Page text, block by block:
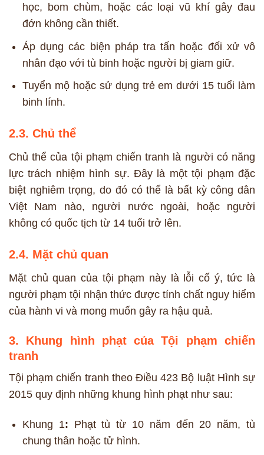
học, bom chùm, hoặc các loại vũ khí gây đau
đớn không cần thiết.
Áp dụng các biện pháp tra tấn hoặc đối xử vô
nhân đạo với tù binh hoặc người bị giam giữ.
Tuyển mộ hoặc sử dụng trẻ em dưới 15 tuổi làm
binh lính.
2.3. Chủ thể
Chủ thể của tội phạm chiến tranh là người có năng
lực trách nhiệm hình sự. Đây là một tội phạm đặc
biệt nghiêm trọng, do đó có thể là bất kỳ công dân
Việt Nam nào, người nước ngoài, hoặc người
không có quốc tịch từ 14 tuổi trở lên.
2.4. Mặt chủ quan
Mặt chủ quan của tội phạm này là lỗi cố ý, tức là
người phạm tội nhận thức được tính chất nguy hiểm
của hành vi và mong muốn gây ra hậu quả.
3. Khung hình phạt của Tội phạm chiến
tranh
Tội phạm chiến tranh theo Điều 423 Bộ luật Hình sự
2015 quy định những khung hình phạt như sau:
Khung 1: Phạt tù từ 10 năm đến 20 năm, tù
chung thân hoặc tử hình.